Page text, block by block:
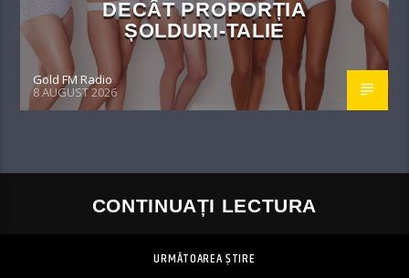
DECÂT PROPORȚIA
ȘOLDURI-TALIE
Gold FM Radio
8 AUGUST 2026
CONTINUAȚI LECTURA
URMĂTOAREA ȘTIRE